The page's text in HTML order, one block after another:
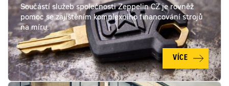
Součástí služeb společnosti Zeppelin CZ je rovněž
pomoc se zajištěním komplexního financování strojů
na míru.
VÍCE